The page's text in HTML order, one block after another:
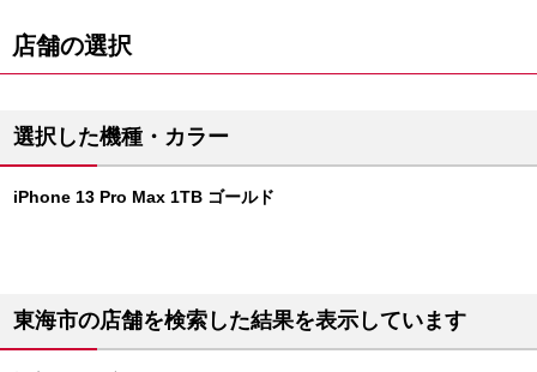
店舗の選択
選択した機種・カラー
iPhone 13 Pro Max 1TB ゴールド
東海市の店舗を検索した結果を表示しています